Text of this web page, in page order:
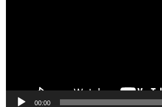
00:00